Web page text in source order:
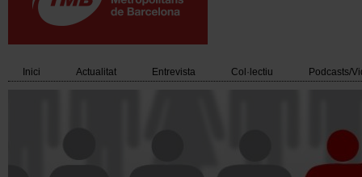
Main
Inici Actualitat Entrevista Col·lectiu Podcasts/